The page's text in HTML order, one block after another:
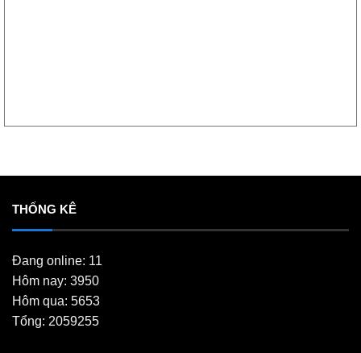
THỐNG KÊ
Đang online: 11
Hôm nay: 3950
Hôm qua: 5653
Tổng: 2059255